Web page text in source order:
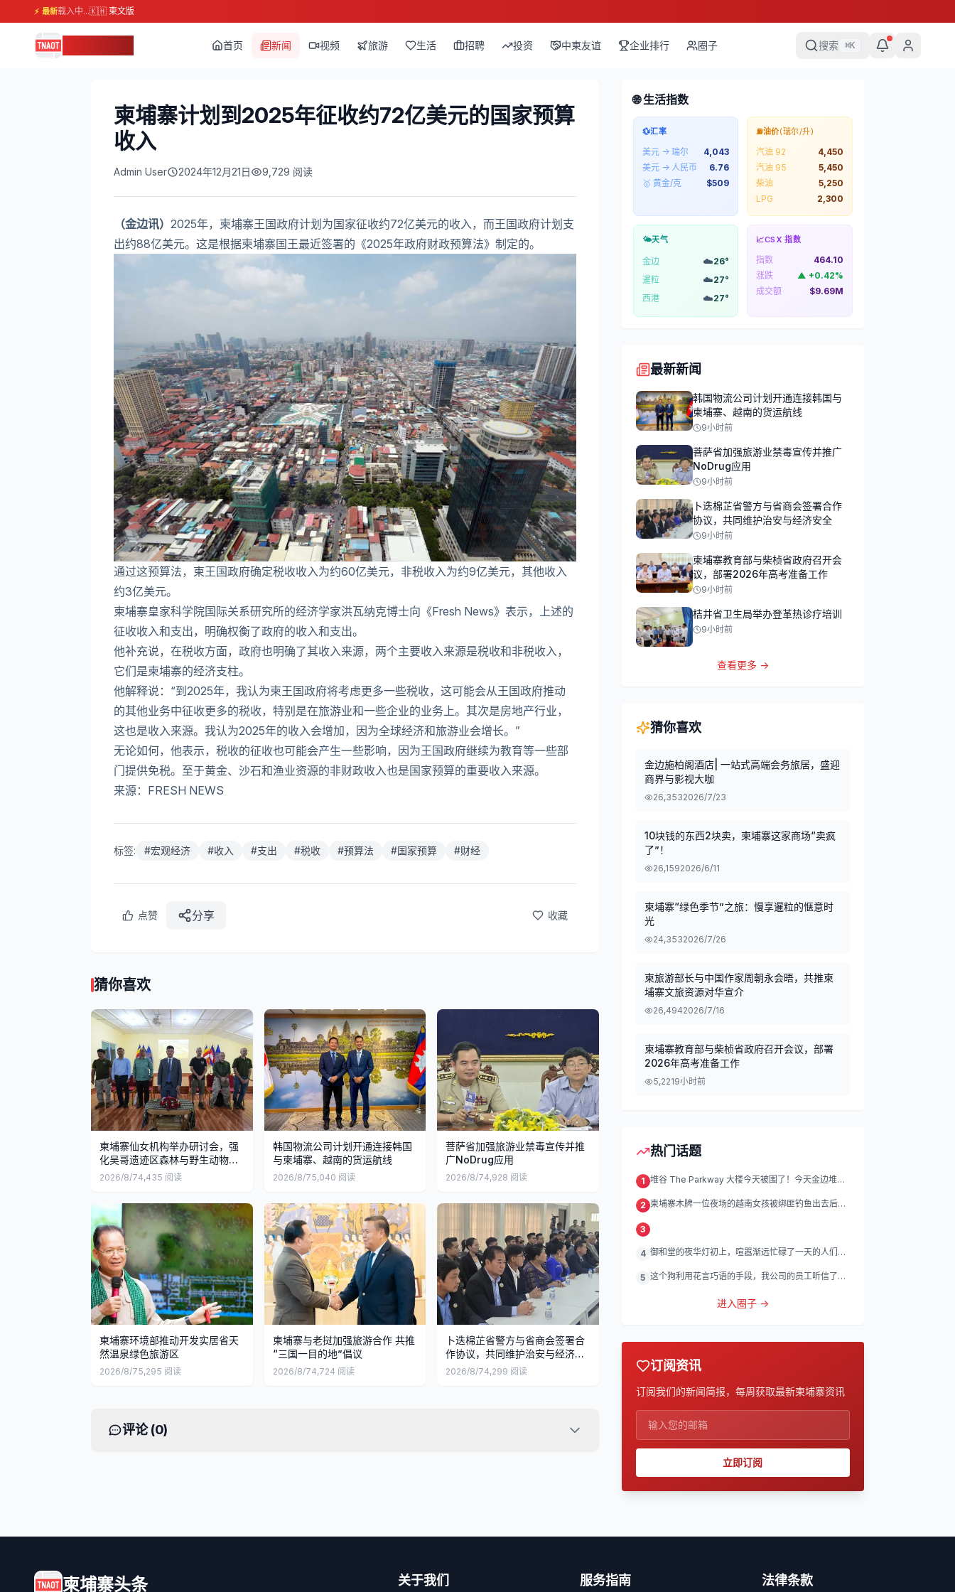
⚡ 最新载入中...🇰🇭 柬文版
首页 新闻 视频 旅游 生活 招聘 投资 中柬友谊 企业排行 圈子 搜索 ⌘K
柬埔寨计划到2025年征收约72亿美元的国家预算
收入
Admin User 2024年12月21日 9,729 阅读
（金边讯） 2025年，柬埔寨王国政府计划为国家征收约72亿美元的收入，而王国政府计划支
出约88亿美元。这是根据柬埔寨国王最近签署的《2025年政府财政预算法》制定的。
通过这预算法，柬王国政府确定税收收入为约60亿美元，非税收入为约9亿美元，其他收入
约3亿美元。
柬埔寨皇家科学院国际关系研究所的经济学家洪瓦纳克博士向《Fresh News》表示，上述的
征收收入和支出，明确权衡了政府的收入和支出。
他补充说，在税收方面，政府也明确了其收入来源，两个主要收入来源是税收和非税收入，
它们是柬埔寨的经济支柱。
他解释说：“到2025年，我认为柬王国政府将考虑更多一些税收，这可能会从王国政府推动
的其他业务中征收更多的税收，特别是在旅游业和一些企业的业务上。其次是房地产行业，
这也是收入来源。我认为2025年的收入会增加，因为全球经济和旅游业会增长。”
无论如何，他表示，税收的征收也可能会产生一些影响，因为王国政府继续为教育等一些部
门提供免税。至于黄金、沙石和渔业资源的非财政收入也是国家预算的重要收入来源。
来源：FRESH NEWS
标签: #宏观经济 #收入 #支出 #税收 #预算法 #国家预算 #财经
点赞 分享 收藏
猜你喜欢
柬埔寨仙女机构举办研讨会，强
化吴哥遗迹区森林与野生动物保
护
2026/8/74,435 阅读
韩国物流公司计划开通连接韩国
与柬埔寨、越南的货运航线
2026/8/75,040 阅读
菩萨省加强旅游业禁毒宣传并推
广NoDrug应用
2026/8/74,928 阅读
柬埔寨环境部推动开发实居省天
然温泉绿色旅游区
2026/8/75,295 阅读
柬埔寨与老挝加强旅游合作 共推
“三国一目的地”倡议
2026/8/74,724 阅读
卜迭棉芷省警方与省商会签署合
作协议，共同维护治安与经济安
全
2026/8/74,299 阅读
评论 (0)
🌐 生活指数
💱汇率
美元 → 瑞尔
4,043
美元 → 人民币
6.76
🥇 黄金/克
$509
⛽油价(瑞尔/升)
汽油 92
4,450
汽油 95
5,450
柴油
5,250
LPG
2,300
🌤️天气
金边 ☁️26°
暹粒
☁️27°
西港
☁️27°
📈CSX 指数
指数
464.10
涨跌
▲ +0.42%
成交额
$9.69M
最新新闻
韩国物流公司计划开通连接韩国与
柬埔寨、越南的货运航线
9小时前
菩萨省加强旅游业禁毒宣传并推广
NoDrug应用
9小时前
卜迭棉芷省警方与省商会签署合作
协议，共同维护治安与经济安全
9小时前
柬埔寨教育部与柴桢省政府召开会
议，部署2026年高考准备工作
9小时前
桔井省卫生局举办登革热诊疗培训
9小时前
查看更多 →
猜你喜欢
金边施柏阁酒店| 一站式高端会务旅居，盛迎
商界与影视大咖
26,3532026/7/23
10块钱的东西2块卖，柬埔寨这家商场“卖疯
了”！
26,1592026/6/11
柬埔寨“绿色季节”之旅：慢享暹粒的惬意时
光
24,3532026/7/26
柬旅游部长与中国作家周朝永会晤，共推柬
埔寨文旅资源对华宣介
26,4942026/7/16
柬埔寨教育部与柴桢省政府召开会议，部署
2026年高考准备工作
5,2219小时前
热门话题
1 堆谷 The Parkway 大楼今天被围了！今天金边堆谷
2 柬埔寨木牌一位夜场的越南女孩被绑匪钓鱼出去后遭
3
4 御和堂的夜华灯初上，喧嚣渐远忙碌了一天的人们渐
5 这个狗利用花言巧语的手段，我公司的员工听信了他
进入圈子 →
订阅资讯
订阅我们的新闻简报，每周获取最新柬埔寨资讯
立即订阅
柬埔寨头条 关于我们 服务指南 法律条款